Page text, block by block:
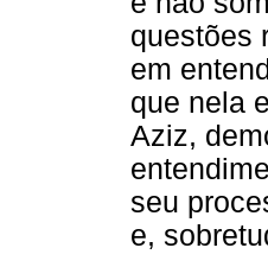
questões
em
que nela
Aziz,
seu
e,